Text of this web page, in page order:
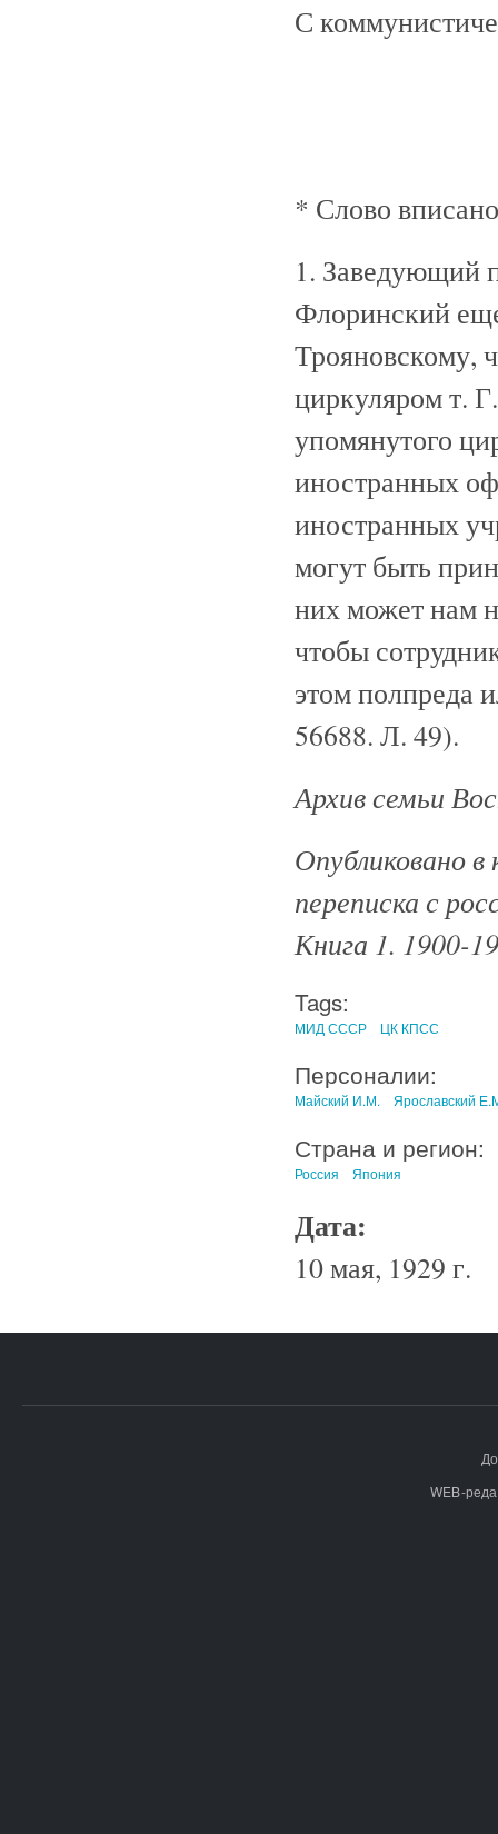
С
* Слово
1. Заведующий
Флоринский
Трояновскому,
циркуляром т.
упомянутого
иностранных
иностранных
могут быть
них может нам
чтобы
этом
56688. Л. 49).
Архив семьи
Опубликовано
переписка с
Книга 1. 1900-
Tags:
МИД СССР ЦК КПСС
Персоналии:
Майский И.М. Ярославский
Страна и регион:
Россия Япония
Дата:
10 мая, 1929 г.
WEB-